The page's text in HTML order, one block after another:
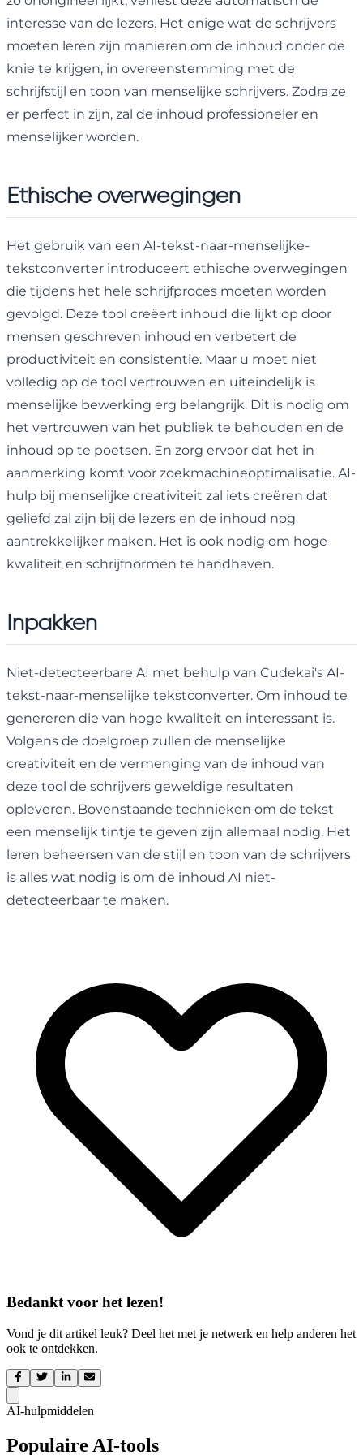
interesse van de lezers. Het enige wat de schrijvers
moeten leren zijn manieren om de inhoud onder de
knie te krijgen, in overeenstemming met de
schrijfstijl en toon van menselijke schrijvers. Zodra ze
er perfect in zijn, zal de inhoud professioneler en
menselijker worden.
Ethische overwegingen
Het gebruik van een AI-tekst-naar-menselijke-
tekstconverter introduceert ethische overwegingen
die tijdens het hele schrijfproces moeten worden
gevolgd. Deze tool creëert inhoud die lijkt op door
mensen geschreven inhoud en verbetert de
productiviteit en consistentie. Maar u moet niet
volledig op de tool vertrouwen en uiteindelijk is
menselijke bewerking erg belangrijk. Dit is nodig om
het vertrouwen van het publiek te behouden en de
inhoud op te poetsen. En zorg ervoor dat het in
aanmerking komt voor zoekmachineoptimalisatie. AI-
hulp bij menselijke creativiteit zal iets creëren dat
geliefd zal zijn bij de lezers en de inhoud nog
aantrekkelijker maken. Het is ook nodig om hoge
kwaliteit en schrijfnormen te handhaven.
Inpakken
Niet-detecteerbare AI met behulp van Cudekai's AI-
tekst-naar-menselijke tekstconverter. Om inhoud te
genereren die van hoge kwaliteit en interessant is.
Volgens de doelgroep zullen de menselijke
creativiteit en de vermenging van de inhoud van
deze tool de schrijvers geweldige resultaten
opleveren. Bovenstaande technieken om de tekst
een menselijk tintje te geven zijn allemaal nodig. Het
leren beheersen van de stijl en toon van de schrijvers
is alles wat nodig is om de inhoud AI niet-
detecteerbaar te maken.
Bedankt voor het lezen!
Vond je dit artikel leuk? Deel het met je netwerk en help anderen het
ook te ontdekken.
AI-hulpmiddelen
Populaire AI-tools